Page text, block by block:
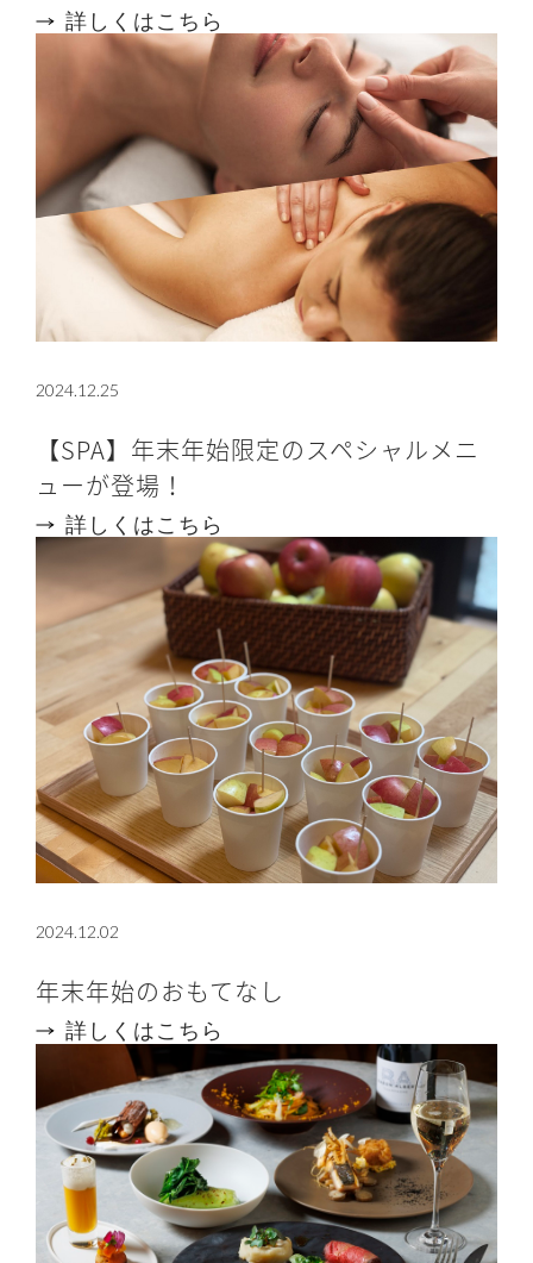
詳しくはこちら
2024.12.25
【SPA】年末年始限定のスペシャルメニ
ューが登場！
詳しくはこちら
2024.12.02
年末年始のおもてなし
詳しくはこちら